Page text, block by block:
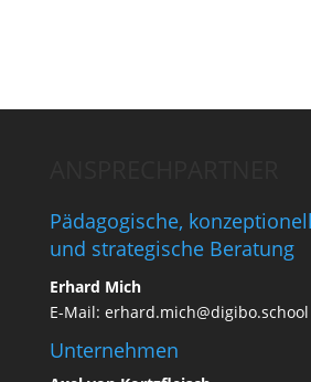
Pädagogische,
und strategische Beratung
Erhard Mich
E-Mail: erhard.mich@digibo.school
Unternehmen